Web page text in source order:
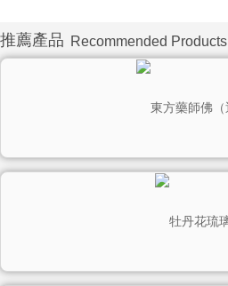
推薦產品 Recommended Products